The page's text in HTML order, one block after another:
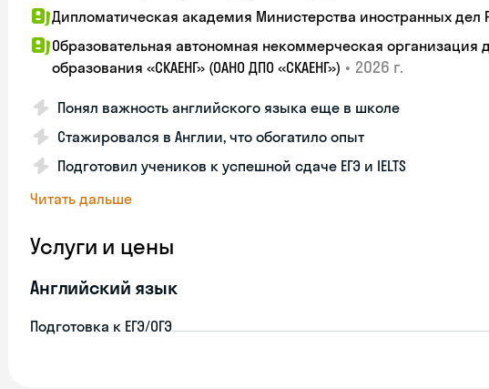
Дипломатическая академия Министерства иностранных
Образовательная автономная некоммерческая организация
образования «СКАЕНГ» (ОАНО ДПО «СКАЕНГ») • 2026 г.
Понял важность английского языка еще в школе
Стажировался в Англии, что обогатило опыт
Подготовил учеников к успешной сдаче ЕГЭ и IELTS
Читать дальше
Услуги и цены
Английский язык
Подготовка к ЕГЭ/ОГЭ